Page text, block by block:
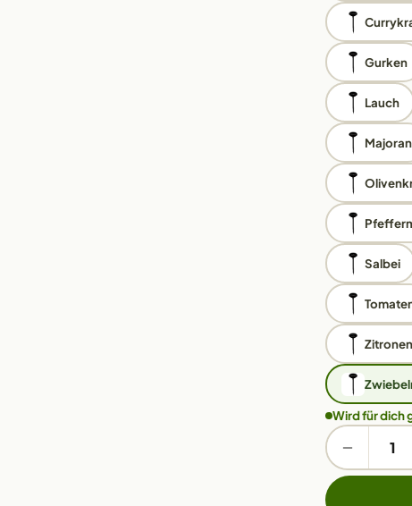
Gurken
Lauch
Majoran
Salbei
Wird für dich